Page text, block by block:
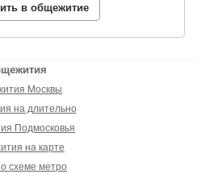
в общежитие
Москвы
на длительно
Подмосковья
на карте
схеме метро